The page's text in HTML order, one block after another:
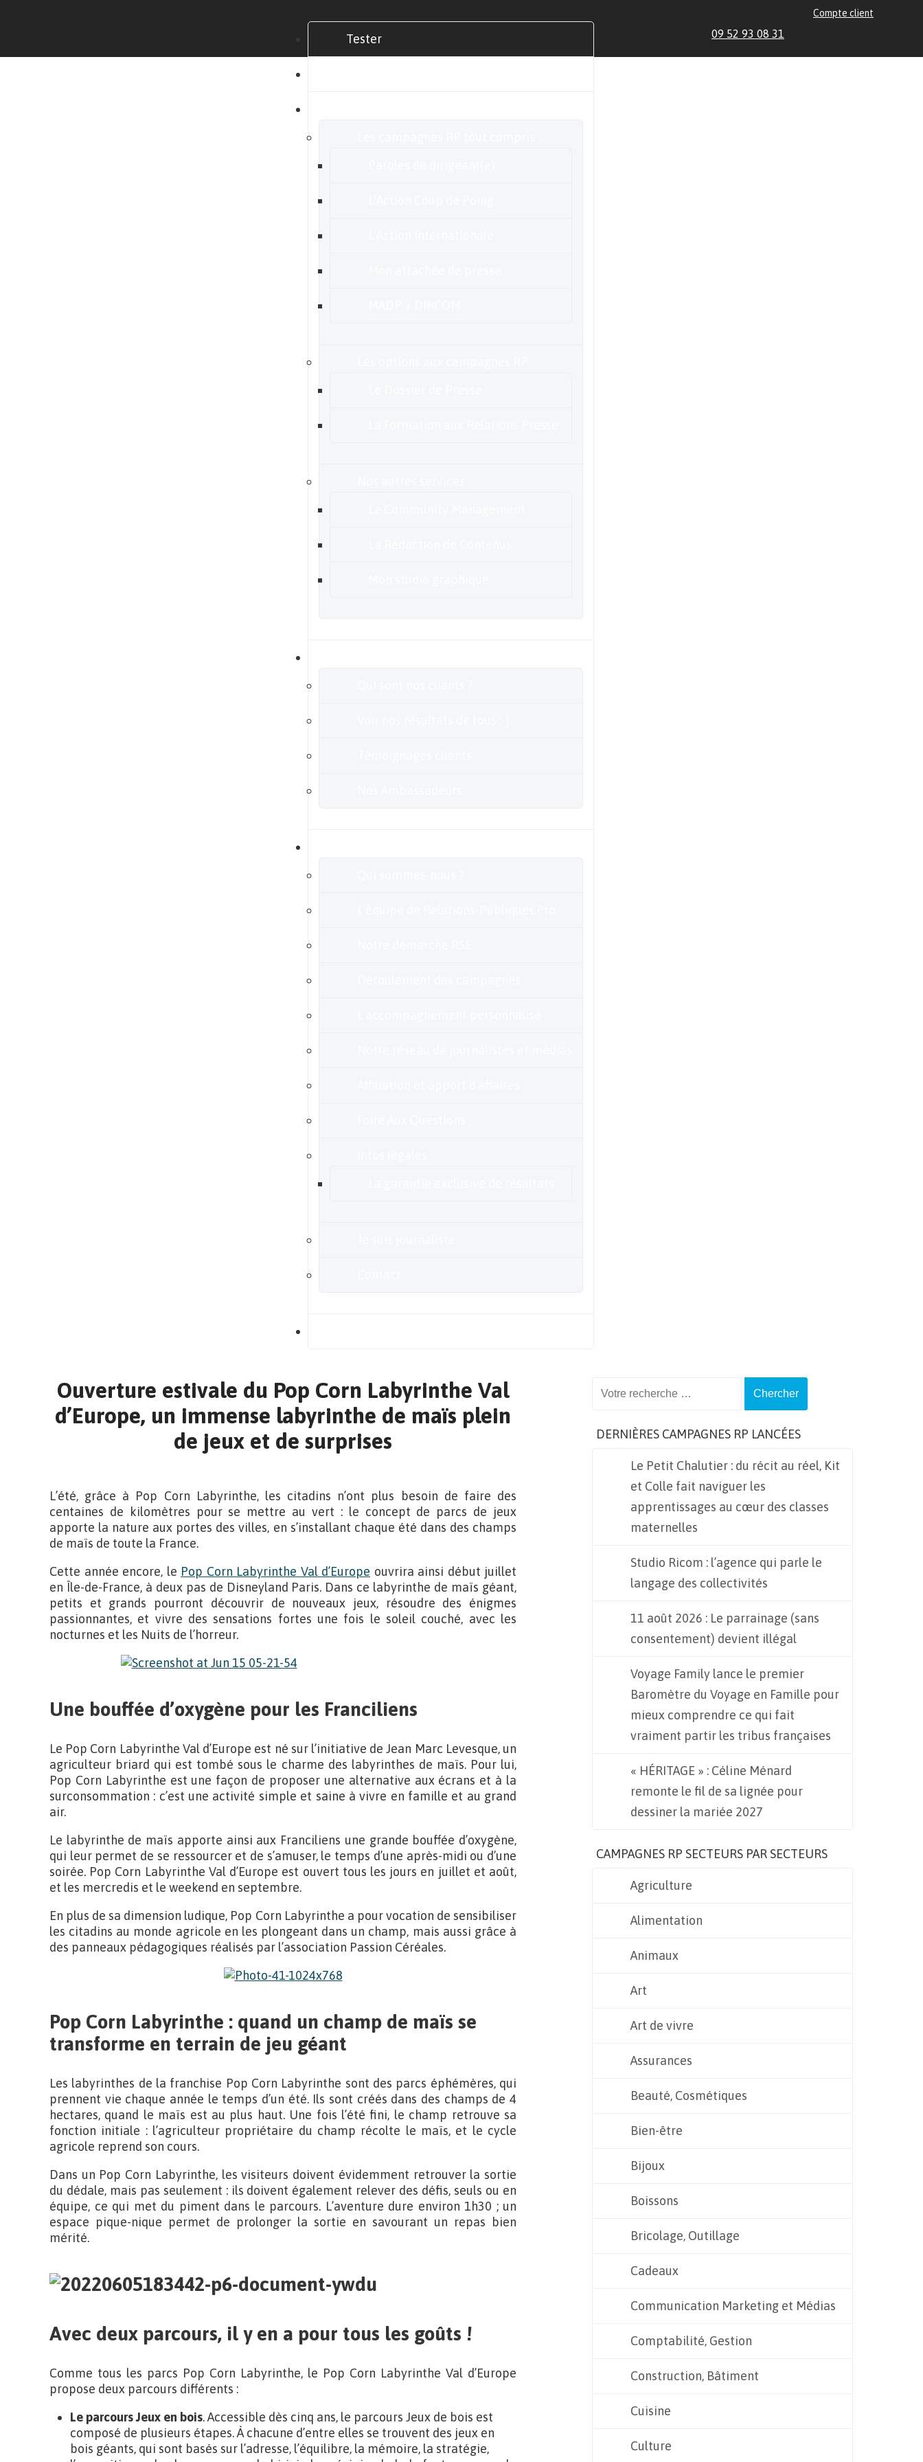
Tester
Compte client
09 52 93 08 31
Ouverture estivale du Pop Corn Labyrinthe Val
d’Europe, un immense labyrinthe de maïs plein
de jeux et de surprises
L’été, grâce à Pop Corn Labyrinthe, les citadins n’ont plus besoin de faire des
centaines de kilomètres pour se mettre au vert : le concept de parcs de jeux
apporte la nature aux portes des villes, en s’installant chaque été dans des champs
de maïs de toute la France.
Cette année encore, le Pop Corn Labyrinthe Val d’Europe ouvrira ainsi début juillet
en Île-de-France, à deux pas de Disneyland Paris. Dans ce labyrinthe de maïs géant,
petits et grands pourront découvrir de nouveaux jeux, résoudre des énigmes
passionnantes, et vivre des sensations fortes une fois le soleil couché, avec les
nocturnes et les Nuits de l’horreur.
Une bouffée d’oxygène pour les Franciliens
Le Pop Corn Labyrinthe Val d’Europe est né sur l’initiative de Jean Marc Levesque, un
agriculteur briard qui est tombé sous le charme des labyrinthes de maïs. Pour lui,
Pop Corn Labyrinthe est une façon de proposer une alternative aux écrans et à la
surconsommation : c’est une activité simple et saine à vivre en famille et au grand
air.
Le labyrinthe de maïs apporte ainsi aux Franciliens une grande bouffée d’oxygène,
qui leur permet de se ressourcer et de s’amuser, le temps d’une après-midi ou d’une
soirée. Pop Corn Labyrinthe Val d’Europe est ouvert tous les jours en juillet et août,
et les mercredis et le weekend en septembre.
En plus de sa dimension ludique, Pop Corn Labyrinthe a pour vocation de sensibiliser
les citadins au monde agricole en les plongeant dans un champ, mais aussi grâce à
des panneaux pédagogiques réalisés par l’association Passion Céréales.
Pop Corn Labyrinthe : quand un champ de maïs se
transforme en terrain de jeu géant
Les labyrinthes de la franchise Pop Corn Labyrinthe sont des parcs éphémères, qui
prennent vie chaque année le temps d’un été. Ils sont créés dans des champs de 4
hectares, quand le maïs est au plus haut. Une fois l’été fini, le champ retrouve sa
fonction initiale : l’agriculteur propriétaire du champ récolte le maïs, et le cycle
agricole reprend son cours.
Dans un Pop Corn Labyrinthe, les visiteurs doivent évidemment retrouver la sortie
du dédale, mais pas seulement : ils doivent également relever des défis, seuls ou en
équipe, ce qui met du piment dans le parcours. L’aventure dure environ 1h30 ; un
espace pique-nique permet de prolonger la sortie en savourant un repas bien
mérité.
Avec deux parcours, il y en a pour tous les goûts !
Comme tous les parcs Pop Corn Labyrinthe, le Pop Corn Labyrinthe Val d’Europe
propose deux parcours différents :
Le parcours Jeux en bois. Accessible dès cinq ans, le parcours Jeux de bois est
composé de plusieurs étapes. À chacune d’entre elles se trouvent des jeux en
bois géants, qui sont basés sur l’adresse, l’équilibre, la mémoire, la stratégie,
DERNIÈRES CAMPAGNES RP LANCÉES
Le Petit Chalutier : du récit au réel, Kit
et Colle fait naviguer les
apprentissages au cœur des classes
maternelles
Studio Ricom : l’agence qui parle le
langage des collectivités
11 août 2026 : Le parrainage (sans
consentement) devient illégal
Voyage Family lance le premier
Baromètre du Voyage en Famille pour
mieux comprendre ce qui fait
vraiment partir les tribus françaises
« HÉRITAGE » : Céline Ménard
remonte le fil de sa lignée pour
dessiner la mariée 2027
CAMPAGNES RP SECTEURS PAR SECTEURS
Agriculture
Alimentation
Animaux
Art
Art de vivre
Assurances
Beauté, Cosmétiques
Bien-être
Bijoux
Boissons
Bricolage, Outillage
Cadeaux
Communication Marketing et Médias
Comptabilité, Gestion
Construction, Bâtiment
Cuisine
Culture